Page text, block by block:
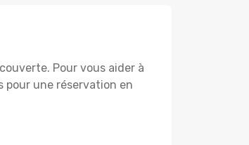
Pour vous aider à
pour une réservation en